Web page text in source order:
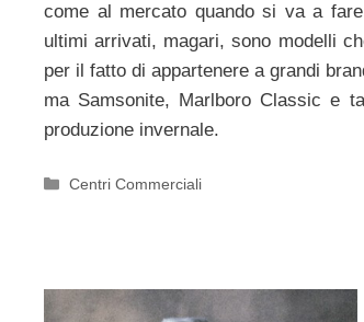
come al mercato quando si va a
ultimi arrivati, magari, sono modelli
per il fatto di appartenere a grandi
ma Samsonite, Marlboro Classic e
produzione invernale.
Categorie
Centri Commerciali